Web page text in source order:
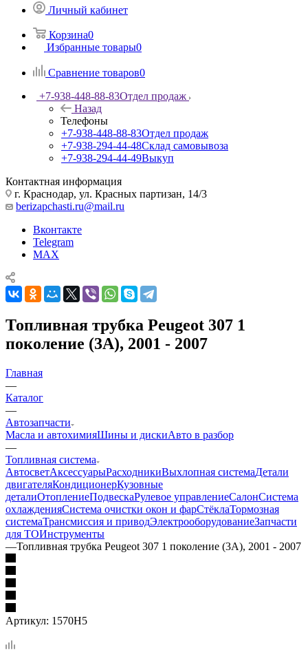
Личный кабинет
Корзина0
Избранные товары0
Сравнение товаров0
+7-938-448-88-83Отдел продаж
Назад
Телефоны
+7-938-448-88-83Отдел продаж
+7-938-294-44-48Склад самовывоза
+7-938-294-44-49Выкуп
Контактная информация
г. Краснодар, ул. Красных партизан, 14/3
berizapchasti.ru@mail.ru
Вконтакте
Telegram
MAX
Топливная трубка Peugeot 307 1
поколение (3A), 2001 - 2007
Главная
—
Каталог
—
Автозапчасти
Масла и автохимияШины и дискиАвто в разбор
—
Топливная система
АвтосветАксессуарыРасходникиВыхлопная системаДетали
двигателяКондиционерКузовные
деталиОтоплениеПодвескаРулевое управлениеСалонСистема
охлажденияСистема очистки окон и фарСтёклаТормозная
системаТрансмиссия и приводЭлектрооборудованиеЗапчасти
для ТОИнструменты
—Топливная трубка Peugeot 307 1 поколение (3A), 2001 - 2007
Артикул: 1570H5